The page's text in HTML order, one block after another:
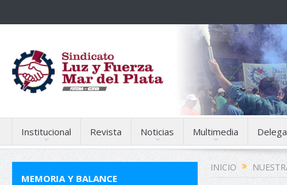
Institucional Revista Noticias Multimedia
INICIO
MEMORIA Y BALANCE